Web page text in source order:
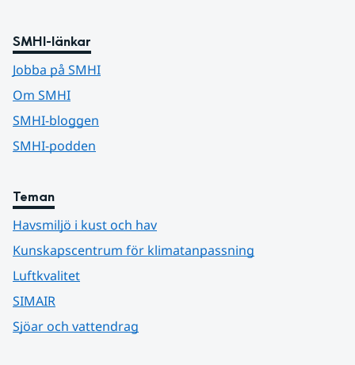
SMHI-länkar
Jobba på SMHI
Om SMHI
SMHI-bloggen
SMHI-podden
Teman
Havsmiljö i kust och hav
Kunskapscentrum för klimatanpassning
Luftkvalitet
SIMAIR
Sjöar och vattendrag